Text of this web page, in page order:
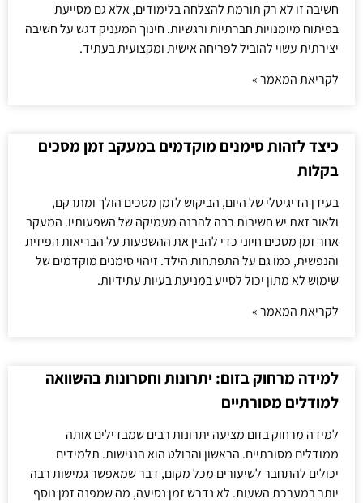
חשיבה זו לא רק תורמת להצלחה בלימודים, אלא גם מסייעת
בפיתוח מיומנויות חברתיות ורגשיות. חינוך המעניק דגש על חשיבה
יצירתית עשוי להוביל לפריחה אישית ומקצועית בעתיד.
לקריאת המאמר »
כיצד לזהות סימנים מוקדמים במעקב זמן מסכים
בקלות
בעידן הדיגיטלי של היום, הביקוש לזמן מסכים הולך ומתרקם,
ולאור זאת יש חשיבות רבה להבנה מעמיקה של השפעותיו. המעקב
אחר זמן מסכים חיוני כדי להבין את ההשפעות על הבריאות הפיזית
והנפשית, כמו גם על התפתחות הילד. זיהוי סימנים מוקדמים של
שימוש לא מתון יכול לסייע במניעת בעיות עתידיות.
לקריאת המאמר »
למידה מרחוק בזום: יתרונות וחסרונות בהשוואה
למודלים מסורתיים
למידה מרחוק בזום מציעה יתרונות רבים שמבדילים אותה
ממודלים מסורתיים. הראשון והבולט הוא הנגישות. תלמידים
יכולים להתחבר לשיעורים מכל מקום, דבר שמאפשר גמישות רבה
יותר במערכת השעות. לא נדרש זמן נסיעה, מה שמפנה זמן נוסף